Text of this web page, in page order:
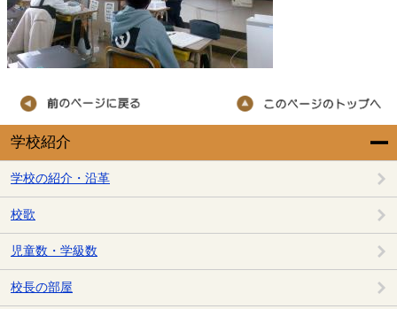
学校紹介
学校の紹介・沿革
校歌
児童数・学級数
校長の部屋